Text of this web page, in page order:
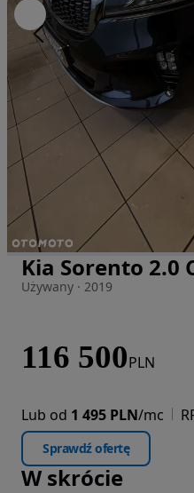
Zdjęcie 1 z 15
Kia Sorento 2.0
Używany · 2019
116 500PLN
Lub od 1 495 PLN/mc
Sprawdź ofertę
W skrócie